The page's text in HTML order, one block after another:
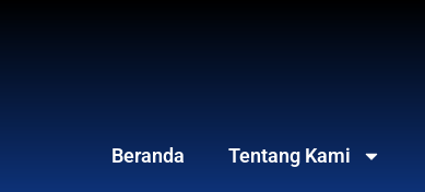
Beranda Tentang Kami